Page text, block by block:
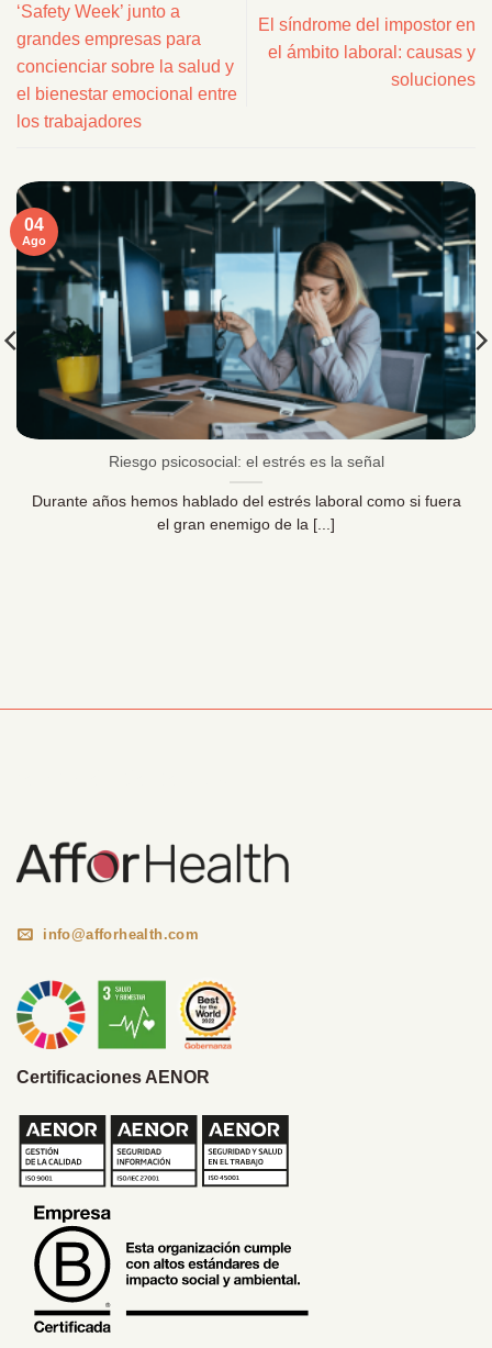
‘Safety Week’ junto a
grandes empresas para
concienciar sobre la salud y
el bienestar emocional entre
los trabajadores
El síndrome del impostor en
el ámbito laboral: causas y
soluciones
Riesgo psicosocial: el estrés es la señal
Durante años hemos hablado del estrés laboral como si fuera
el gran enemigo de la [...]
04
Ago
info@afforhealth.com
Certificaciones AENOR